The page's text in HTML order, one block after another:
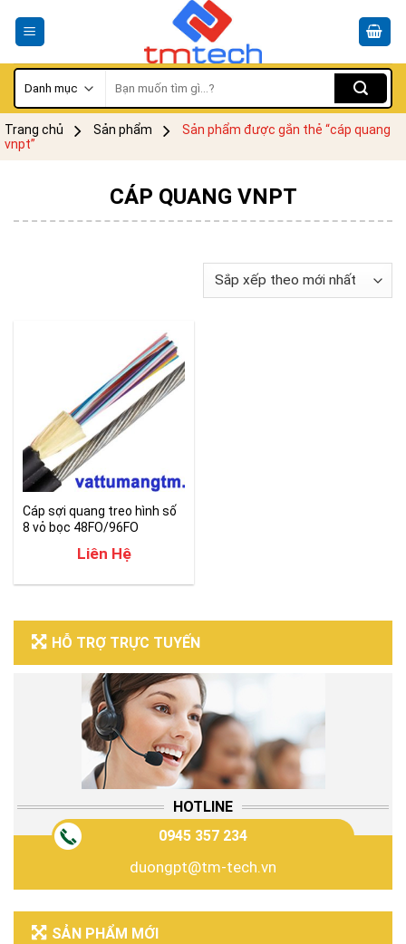
kiếm:
Trang chủ Sản phẩm
Sản phẩm được gắn thẻ “cáp quang
vnpt”
HỖ TRỢ TRỰC TUYẾN
HOTLINE
0945 357 234
duongpt@tm-tech.vn
SẢN PHẨM MỚI
CÁP QUANG VNPT
Cáp sợi quang treo hình số
8 vỏ bọc 48FO/96FO
Liên Hệ